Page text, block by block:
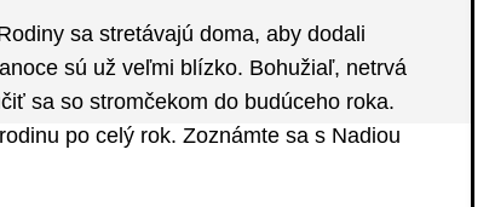
sa stretávajú doma, aby dodali
sú už veľmi blízko. Bohužiaľ, netrvá
sa so stromčekom do budúceho roka.
po celý rok. Zoznámte sa s Nadiou